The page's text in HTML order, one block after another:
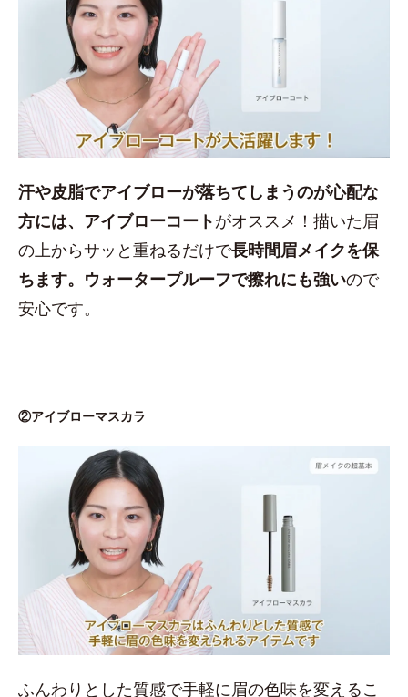
汗や皮脂でアイブローが落ちてしまうのが心配な
方には、アイブローコートがオススメ！描いた眉
の上からサッと重ねるだけで長時間眉メイクを保
ちます。ウォータープルーフで擦れにも強いので
安心です。
②アイブローマスカラ
ふんわりとした質感で手軽に眉の色味を変えるこ